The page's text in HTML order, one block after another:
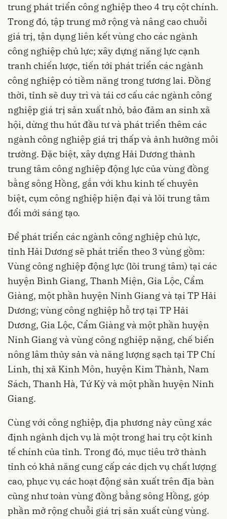
trung phát triển công nghiệp theo 4 trụ cột chính.
Trong đó, tập trung mở rộng và nâng cao chuỗi
giá trị, tận dụng liên kết vùng cho các ngành
công nghiệp chủ lực; xây dựng năng lực cạnh
tranh chiến lược, tiến tới phát triển các ngành
công nghiệp có tiềm năng trong tương lai. Đồng
thời, tỉnh sẽ duy trì và tái cơ cấu các ngành công
nghiệp giá trị sản xuất nhỏ, bảo đảm an sinh xã
hội, dừng thu hút đầu tư và phát triển thêm các
ngành công nghiệp giá trị thấp và ảnh hưởng môi
trường. Đặc biệt, xây dựng Hải Dương thành
trung tâm công nghiệp động lực của vùng đồng
bằng sông Hồng, gắn với khu kinh tế chuyên
biệt, cụm công nghiệp hiện đại và lõi trung tâm
đổi mới sáng tạo.
Để phát triển các ngành công nghiệp chủ lực,
tỉnh Hải Dương sẽ phát triển theo 3 vùng gồm:
Vùng công nghiệp động lực (lõi trung tâm) tại các
huyện Bình Giang, Thanh Miện, Gia Lộc, Cẩm
Giàng, một phần huyện Ninh Giang và tại TP Hải
Dương; vùng công nghiệp hỗ trợ tại TP Hải
Dương, Gia Lộc, Cẩm Giàng và một phần huyện
Ninh Giang và vùng công nghiệp nặng, chế biến
nông lâm thủy sản và năng lượng sạch tại TP Chí
Linh, thị xã Kinh Môn, huyện Kim Thành, Nam
Sách, Thanh Hà, Tứ Kỳ và một phần huyện Ninh
Giang.
Cùng với công nghiệp, địa phương này cũng xác
định ngành dịch vụ là một trong hai trụ cột kinh
tế chính của tỉnh. Trong đó, mục tiêu trở thành
tỉnh có khả năng cung cấp các dịch vụ chất lượng
cao, phục vụ các hoạt động sản xuất trên địa bàn
cũng như toàn vùng đồng bằng sông Hồng, góp
phần mở rộng chuỗi giá trị sản xuất cùng vùng.